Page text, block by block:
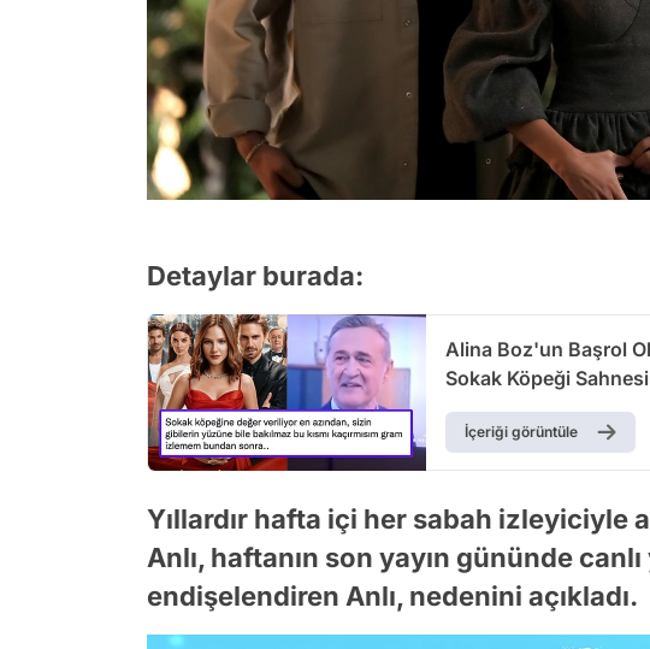
Detaylar burada:
Alina Boz'un Başrol
Sokak Köpeği
İçeriği görüntüle
Yıllardır hafta içi her sabah izleyiciyle
Anlı, haftanın son yayın gününde
endişelendiren Anlı, nedenini açıkladı.